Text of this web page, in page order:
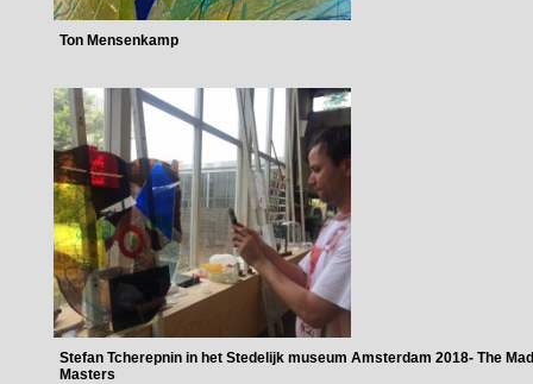
Ton Mensenkamp
Stefan Tcherepnin in het Stedelijk museum Amsterdam 2018- The Mad
Masters